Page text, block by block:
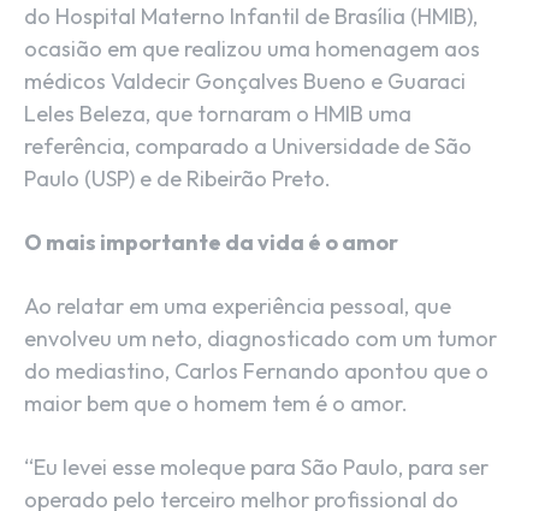
do Hospital Materno Infantil de Brasília (HMIB),
ocasião em que realizou uma homenagem aos
médicos Valdecir Gonçalves Bueno e Guaraci
Leles Beleza, que tornaram o HMIB uma
referência, comparado a Universidade de São
Paulo (USP) e de Ribeirão Preto.
O mais importante da vida é o amor
Ao relatar em uma experiência pessoal, que
envolveu um neto, diagnosticado com um tumor
do mediastino, Carlos Fernando apontou que o
maior bem que o homem tem é o amor.
“Eu levei esse moleque para São Paulo, para ser
operado pelo terceiro melhor profissional do